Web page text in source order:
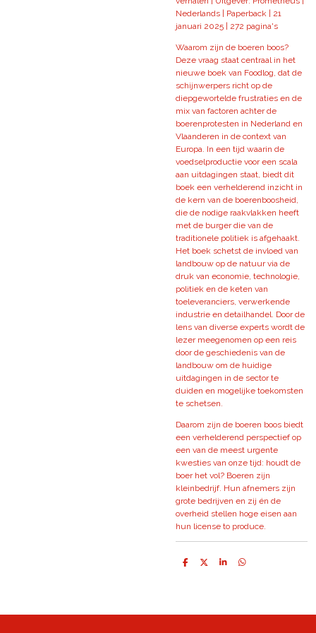
Nederlands | Paperback | 21
januari 2025 | 272 pagina's
Waarom zijn de boeren boos?
Deze vraag staat centraal in het
nieuwe boek van Foodlog, dat de
schijnwerpers richt op de
diepgewortelde frustraties en de
mix van factoren achter de
boerenprotesten in Nederland en
Vlaanderen in de context van
Europa. In een tijd waarin de
voedselproductie voor een scala
aan uitdagingen staat, biedt dit
boek een verhelderend inzicht in
de kern van de boerenboosheid,
die de nodige raakvlakken heeft
met de burger die van de
traditionele politiek is afgehaakt.
Het boek schetst de invloed van
landbouw op de natuur via de
druk van economie, technologie,
politiek en de keten van
toeleveranciers, verwerkende
industrie en detailhandel. Door de
lens van diverse experts wordt de
lezer meegenomen op een reis
door de geschiedenis van de
landbouw om de huidige
uitdagingen in de sector te
duiden en mogelijke toekomsten
te schetsen.
Daarom zijn de boeren boos biedt
een verhelderend perspectief op
een van de meest urgente
kwesties van onze tijd: houdt de
boer het vol? Boeren zijn
kleinbedrijf. Hun afnemers zijn
grote bedrijven en zij én de
overheid stellen hoge eisen aan
hun license to produce.
D
D
S
D